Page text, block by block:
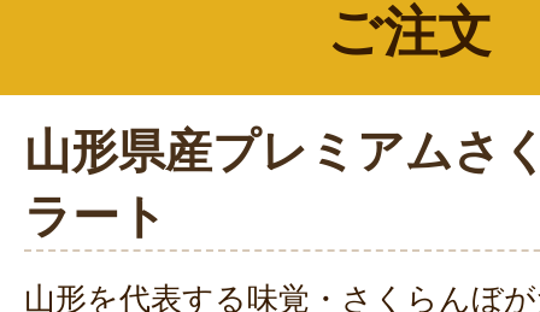
ご注文
山形県産プレミアムさ
ラート
山形を代表する味覚・さくらんぼ